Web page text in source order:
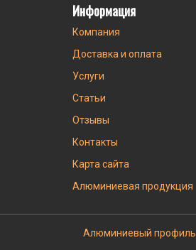
Информация
Компания
Доставка и оплата
Услуги
Статьи
Отзывы
Контакты
Карта сайта
Алюминиевая продукция
Алюминиевый профиль